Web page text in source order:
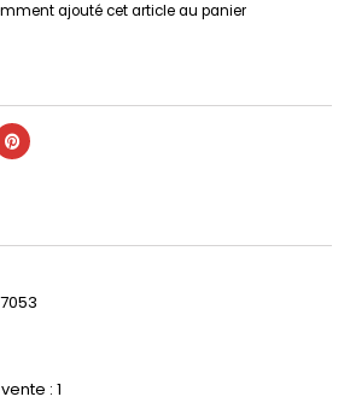
ajouté cet article au panier
: 1